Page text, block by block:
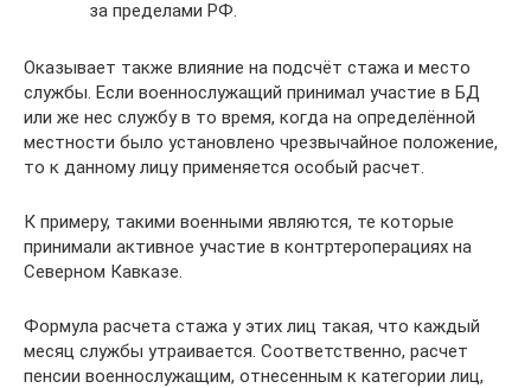
за пределами РФ.
Оказывает также влияние на подсчёт стажа и место
службы. Если военнослужащий принимал участие в БД
или же нес службу в то время, когда на определённой
местности было установлено чрезвычайное положение,
то к данному лицу применяется особый расчет.
К примеру, такими военными являются, те которые
принимали активное участие в контртероперациях на
Северном Кавказе.
Формула расчета стажа у этих лиц такая, что каждый
месяц службы утраивается. Соответственно, расчет
пенсии военнослужащим, отнесенным к категории лиц,